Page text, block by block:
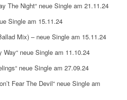
The Night“ neue Single am 21.11.24
Single am 15.11.24
Mix) – neue Single am 15.11.24
neue Single am 11.10.24
neue Single am 27.09.24
Fear The Devil“ neue Single am